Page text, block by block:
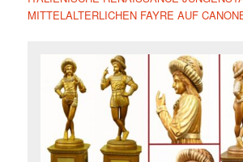
MITTELALTERLICHEN FAYRE AUF